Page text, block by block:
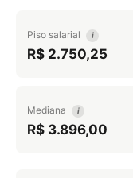
Piso salarial i
R$ 2.750,25
Mediana i
R$ 3.896,00